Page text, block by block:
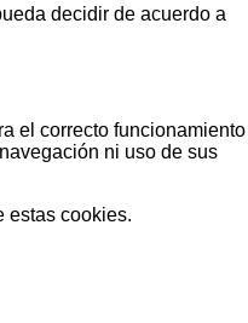
decidir de acuerdo a
el correcto funcionamiento
ni uso de sus
estas cookies.